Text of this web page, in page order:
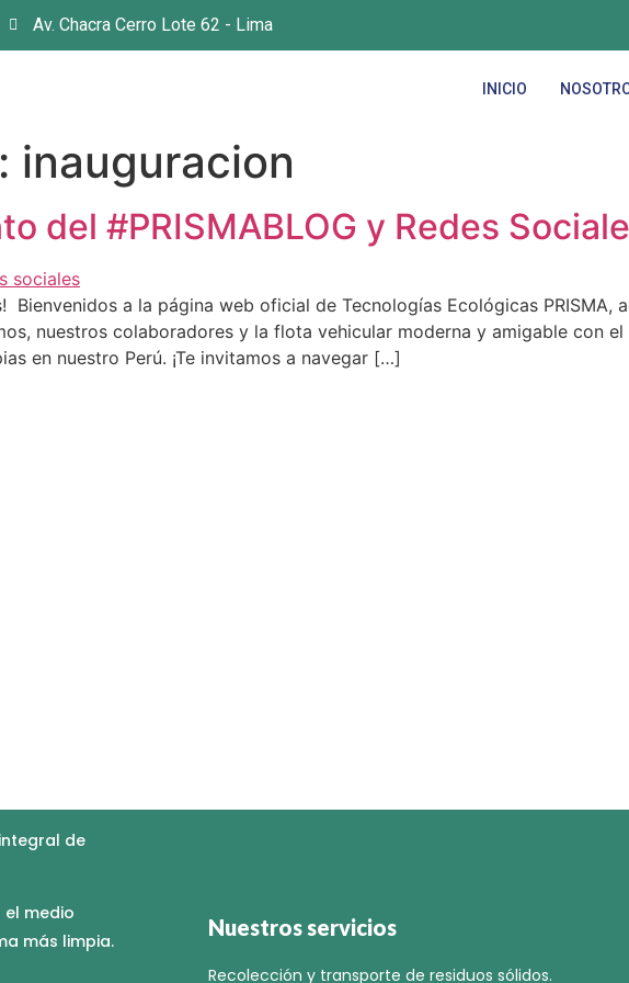
Av. Chacra Cerro Lote 62 - Lima
INICIO
inauguracion
del #PRISMABLOG y Redes
Bienvenidos a la página web oficial de Tecnologías Ecológicas PRISMA,
nuestros colaboradores y la flota vehicular moderna y amigable con
en nuestro Perú. ¡Te invitamos a navegar […]
de
medio
más limpia.
Nuestros servicios
Recolección y transporte de residuos sólidos.